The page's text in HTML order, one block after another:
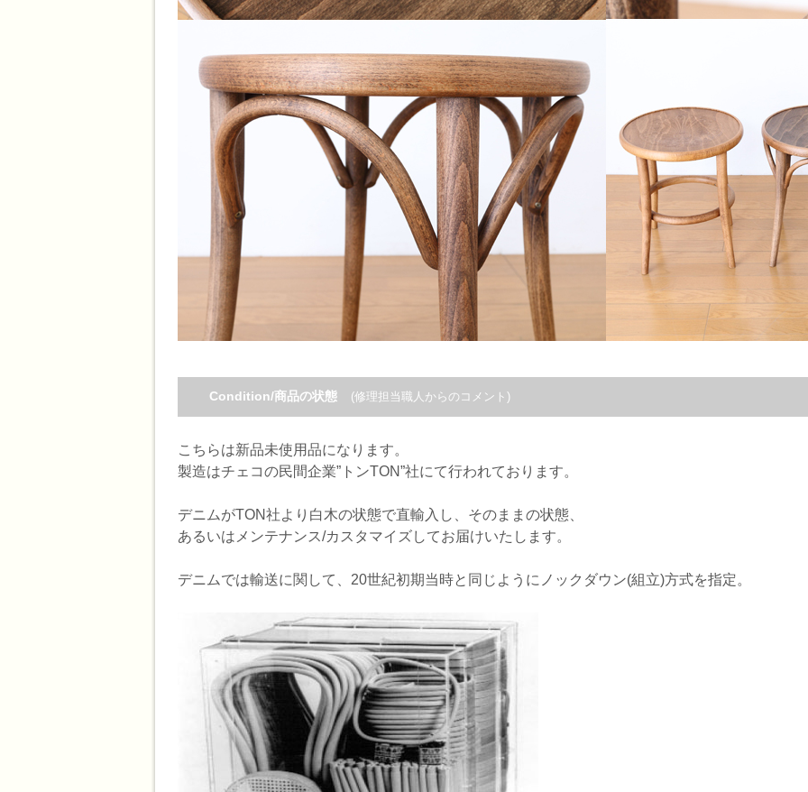
Condition/商品の状態 (修理担当職人からのコメント)
こちらは新品未使用品になります。
製造はチェコの民間企業”トンTON”社にて行われております。
デニムがTON社より白木の状態で直輸入し、そのままの状態、
あるいはメンテナンス/カスタマイズしてお届けいたします。
デニムでは輸送に関して、20世紀初期当時と同じようにノックダウン(組立)方式を指定。